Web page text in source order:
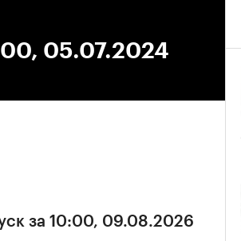
05.07.2024
за 10:00, 09.08.2026